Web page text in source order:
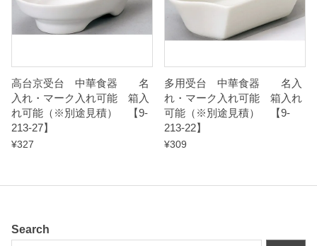
高台京受台 中華食器 名
入れ・マーク入れ可能 箱入
れ可能（※別途見積） 【9-
213-27】
¥327
多用受台 中華食器 名入
れ・マーク入れ可能 箱入れ
可能（※別途見積） 【9-
213-22】
¥309
Search